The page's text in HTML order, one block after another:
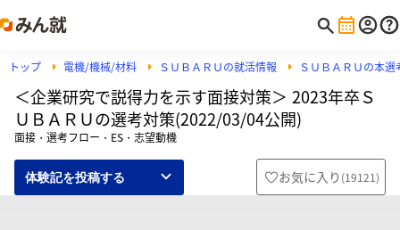
トップ 電機/機械/材料 ＳＵＢＡＲＵの就活情報 ＳＵＢＡＲＵの本
＜企業研究で説得力を示す面接対策＞ 2023年卒Ｓ
ＵＢＡＲＵの選考対策(2022/03/04公開)
面接・選考フロー・ES・志望動機
体験記を投稿する お気に入り (19121)